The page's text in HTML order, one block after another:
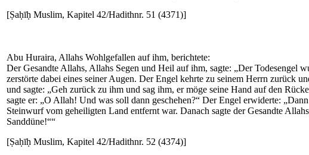
[Ṣaḥīḥ Muslim, Kapitel 42/Hadithnr. 51 (4371)]
Abu Huraira, Allahs Wohlgefallen auf ihm, berichtete:
Der Gesandte Allahs, Allahs Segen und Heil auf ihm, sagte: „Der Todesengel
zerstörte dabei eines seiner Augen. Der Engel kehrte zu seinem Herrn zurück
und sagte: „Geh zurück zu ihm und sag ihm, er möge seine Hand auf den
sagte er: „O Allah! Und was soll dann geschehen?“ Der Engel erwiderte:
Steinwurf vom geheiligten Land entfernt war. Danach sagte der Gesandte
Sanddüne!““
[Ṣaḥīḥ Muslim, Kapitel 42/Hadithnr. 52 (4374)]